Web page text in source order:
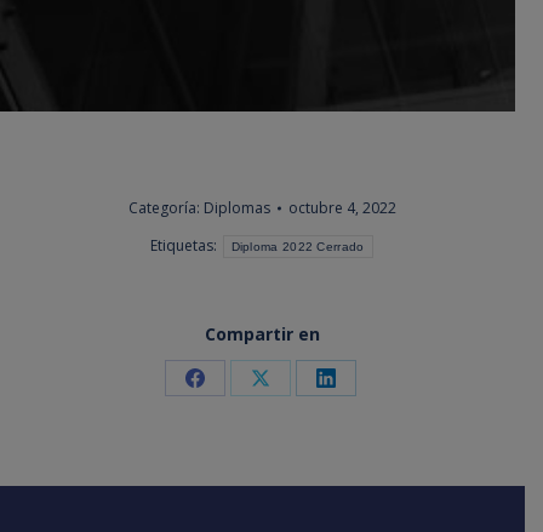
Categoría: Diplomas
octubre 4, 2022
Etiquetas:
Diploma 2022 Cerrado
Compartir en
Share Share Share